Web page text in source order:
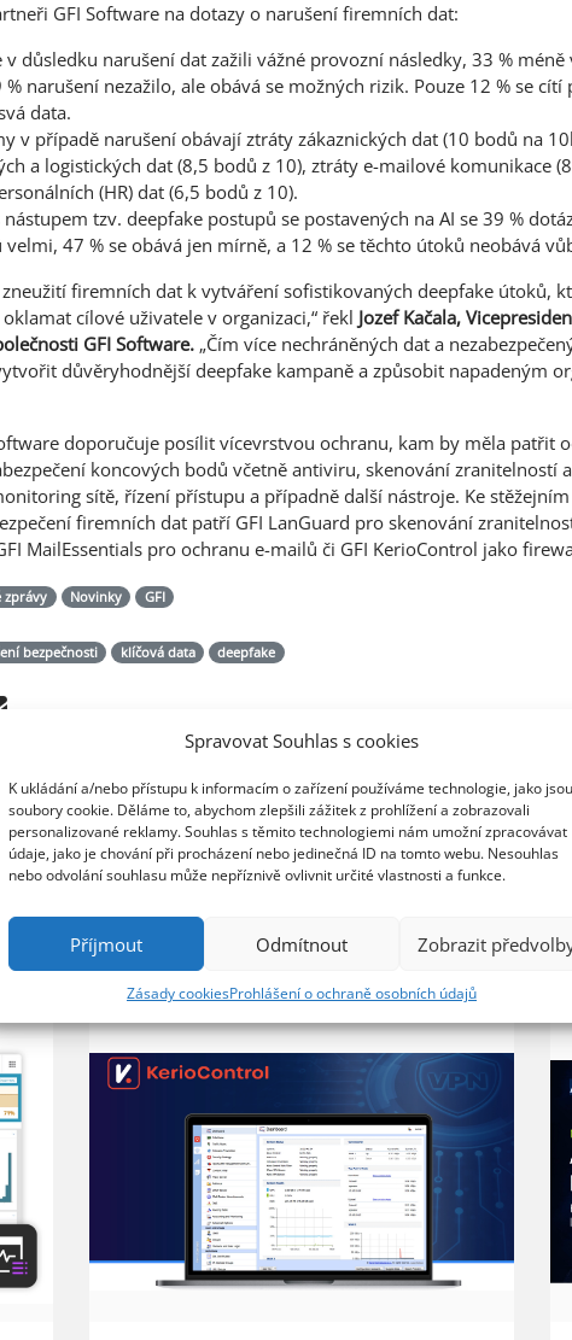
Spravovat Souhlas s cookies
K ukládání a/nebo přístupu k informacím o zařízení používáme technologie, jako jsou
soubory cookie. Děláme to, abychom zlepšili zážitek z prohlížení a zobrazovali
personalizované reklamy. Souhlas s těmito technologiemi nám umožní zpracovávat
údaje, jako je chování při procházení nebo jedinečná ID na tomto webu. Nesouhlas
nebo odvolání souhlasu může nepříznivě ovlivnit určité vlastnosti a funkce.
Příjmout Odmítnout Zobrazit
Zásady cookiesProhlášení o ochraně osobních údajů
GFI Software na dotazy o narušení firemních dat:
v důsledku narušení dat zažili vážné provozní následky, 33 % méně
narušení nezažilo, ale obává se možných rizik. Pouze 12 % se cítí
data.
v případě narušení obávají ztráty zákaznických dat (10 bodů na
a logistických dat (8,5 bodů z 10), ztráty e-mailové komunikace
(HR) dat (6,5 bodů z 10).
tzv. deepfake postupů se postavených na AI se 39 %
47 % se obává jen mírně, a 12 % se těchto útoků neobává
firemních dat k vytváření sofistikovaných deepfake útoků,
cílové uživatele v organizaci,“ řekl Jozef Kačala,
GFI Software. „Čím více nechráněných dat a
důvěryhodnější deepfake kampaně a způsobit napadeným
doporučuje posílit vícevrstvou ochranu, kam by měla patřit
koncových bodů včetně antiviru, skenování zranitelností
sítě, řízení přístupu a případně další nástroje. Ke
firemních dat patří GFI LanGuard pro skenování
MailEssentials pro ochranu e-mailů či GFI KerioControl jako
zprávy Novinky GFI
bezpečnosti klíčová data deepfake